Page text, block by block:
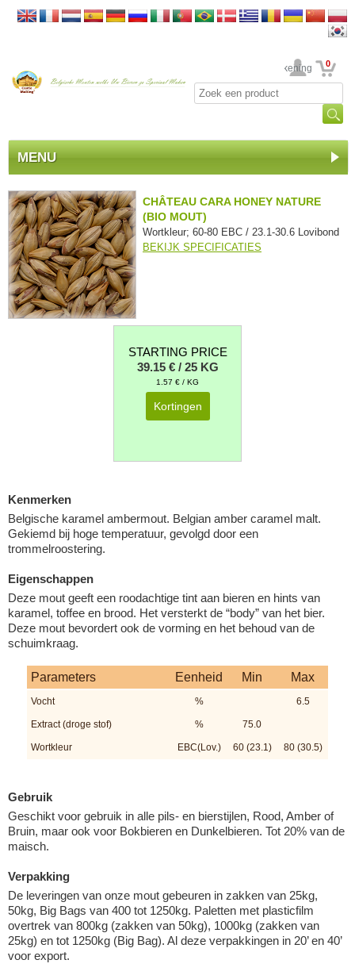
Uw rekening 0
MENU
CHÂTEAU CARA HONEY NATURE
(BIO MOUT)
Wortkleur; 60-80 EBC / 23.1-30.6 Lovibond
BEKIJK SPECIFICATIES
STARTING PRICE
39.15 € / 25 KG
1.57 € / KG
Kortingen
Kenmerken
Belgische karamel ambermout. Belgian amber caramel malt.
Gekiemd bij hoge temperatuur, gevolgd door een
trommelroostering.
Eigenschappen
Deze mout geeft een roodachtige tint aan bieren en hints van
karamel, toffee en brood. Het versterkt de “body” van het bier.
Deze mout bevordert ook de vorming en het behoud van de
schuimkraag.
Parameters Eenheid Min Max
Vocht % 6.5
Extract (droge stof) % 75.0
Wortkleur EBC(Lov.) 60 (23.1) 80 (30.5)
Gebruik
Geschikt voor gebruik in alle pils- en bierstijlen, Rood, Amber of
Bruin, maar ook voor Bokbieren en Dunkelbieren. Tot 20% van de
maisch.
Verpakking
De leveringen van onze mout gebeuren in zakken van 25kg,
50kg, Big Bags van 400 tot 1250kg. Paletten met plasticfilm
overtrek van 800kg (zakken van 50kg), 1000kg (zakken van
25kg) en tot 1250kg (Big Bag). Al deze verpakkingen in 20’ en 40’
voor export.